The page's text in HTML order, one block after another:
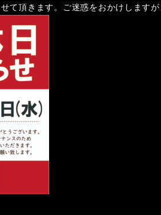
て頂きます。ご迷惑をおかけします